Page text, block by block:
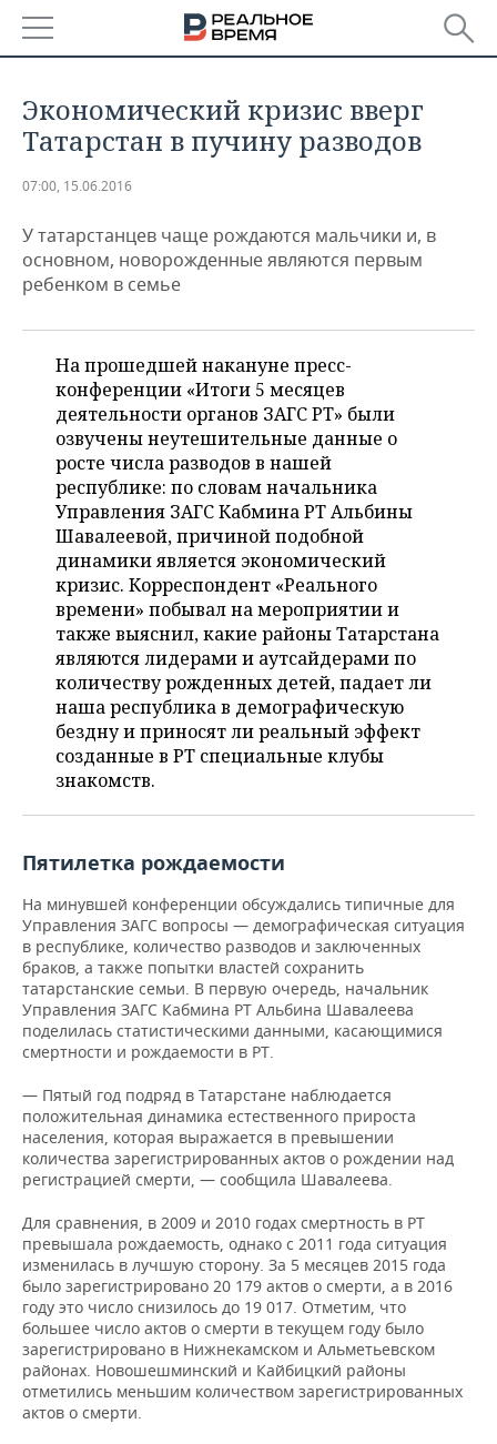
БАШКОРТОСТАН
ТАТАРСТАН
УДМУРТИЯ
НОВОСТИ
АНАЛИТИКА
НОВОСТИ АНАЛИТИКИ
ДЕКЛАРАЦИИ О ДОХОДАХ
КОРОЛИ ГОСЗАКАЗА ПФО
ВУЗЫ ТАТАРСТАНА
КОМУ ПРИНАДЛЕЖАТ
ТОРГОВЫЕ ЦЕНТРЫ
ТАТАРСТАНА
ЭКОНОМИКА
НОВОСТИ ЭКОНОМИКИ
ФИНАНСЫ
БАНКИ
БЮДЖЕТ
ИНВЕСТИЦИИ
ПРОМЫШЛЕННОСТЬ
НОВОСТИ
АГРОПРОМ
МАШИНОСТРОЕНИЕ
НЕФТЕХИМИЯ
НЕФТЬ
ОПК
ЭНЕРГЕТИКА
НЕДВИЖИМОСТЬ
НОВОСТИ НЕДВИЖИМОСТИ
АВТО
НОВОСТИ АВТО
БИЗНЕС
НОВОСТИ БИЗНЕСА
РОЗНИЧНАЯ ТОРГОВЛЯ
ТРАНСПОРТ
УСЛУГИ
ТЕХНОЛОГИИ
НОВОСТИ ТЕХНОЛОГИЙ
МЕДИА
ТЕЛЕКОММУНИКАЦИИ
МЕРОПРИЯТИЯ
НОВОСТИ МЕРОПРИЯТИЙ
ВЫЕЗДНАЯ РЕДАКЦИЯ
БИЗНЕС-БРАНЧИ
ONLINE-КОНФЕРЕНЦИИ
ОТКРЫТАЯ ЛЕКЦИЯ
СПОРТ
НОВОСТИ СПОРТА
ФУТБОЛ
ХОККЕЙ
БАСКЕТБОЛ
КИБЕРСПОРТ
ФИГУРНОЕ КАТАНИЕ
ВОДНЫЕ ВИДЫ СПОРТА
ХОККЕЙ С МЯЧОМ
ОБЩЕСТВО
НОВОСТИ ОБЩЕСТВА
ВЛАСТЬ
ИНФРАСТРУКТУРА
КУЛЬТУРА
МЕДИЦИНА
ОБРАЗОВАНИЕ
ПРОИСШЕСТВИЯ
ФОТОГАЛЕРЕЯ
СЮЖЕТЫ
СПИСОК КОМПАНИЙ
Экономический кризис вверг
Татарстан в пучину разводов
07:00, 15.06.2016
У татарстанцев чаще рождаются мальчики и, в
основном, новорожденные являются первым
ребенком в семье
На прошедшей накануне пресс-
конференции «Итоги 5 месяцев
деятельности органов ЗАГС РТ» были
озвучены неутешительные данные о
росте числа разводов в нашей
республике: по словам начальника
Управления ЗАГС Кабмина РТ Альбины
Шавалеевой, причиной подобной
динамики является экономический
кризис. Корреспондент «Реального
времени» побывал на мероприятии и
также выяснил, какие районы Татарстана
являются лидерами и аутсайдерами по
количеству рожденных детей, падает ли
наша республика в демографическую
бездну и приносят ли реальный эффект
созданные в РТ специальные клубы
знакомств.
Пятилетка рождаемости
На минувшей конференции обсуждались типичные для
Управления ЗАГС вопросы — демографическая ситуация
в республике, количество разводов и заключенных
браков, а также попытки властей сохранить
татарстанские семьи. В первую очередь, начальник
Управления ЗАГС Кабмина РТ Альбина Шавалеева
поделилась статистическими данными, касающимися
смертности и рождаемости в РТ.
— Пятый год подряд в Татарстане наблюдается
положительная динамика естественного прироста
населения, которая выражается в превышении
количества зарегистрированных актов о рождении над
регистрацией смерти, — сообщила Шавалеева.
Для сравнения, в 2009 и 2010 годах смертность в РТ
превышала рождаемость, однако с 2011 года ситуация
изменилась в лучшую сторону. За 5 месяцев 2015 года
было зарегистрировано 20 179 актов о смерти, а в 2016
году это число снизилось до 19 017. Отметим, что
большее число актов о смерти в текущем году было
зарегистрировано в Нижнекамском и Альметьевском
районах. Новошешминский и Кайбицкий районы
отметились меньшим количеством зарегистрированных
актов о смерти.